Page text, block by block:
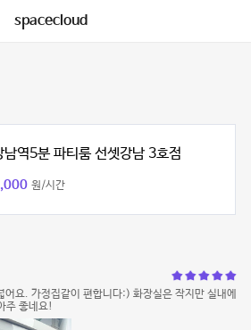
spacecloud
남역5분 파티룸 선셋강남 3호점
원/시간
어요. 가정집같이 편합니다:) 화장실은 작지만 실내에
주 좋네요!